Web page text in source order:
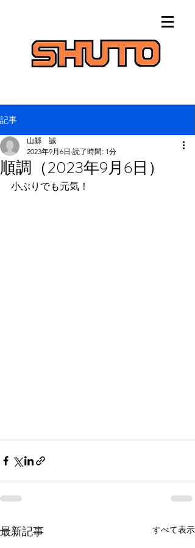
記事
順調（2023年9月6日）
山縣 誠
2023年9月6日 読了時間: 1分
小ぶりでも元気！
最新記事 すべて表示